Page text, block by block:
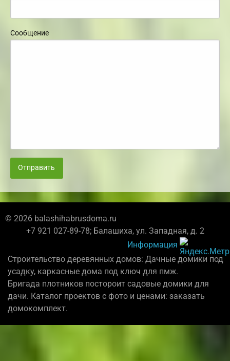
Сообщение
Отправить
© 2026 balashihabrusdoma.ru
+7 921 027-89-78; Балашиха, ул. Западная, д. 2
Информация
Строительство деревянных домов: Дачные домики под
усадку, каркасные дома под ключ для пмж.
Бригада плотников постороит садовые домики для
дачи. Каталог проектов с фото и ценами: заказать
домокомплект.